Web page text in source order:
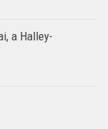
a Halley-